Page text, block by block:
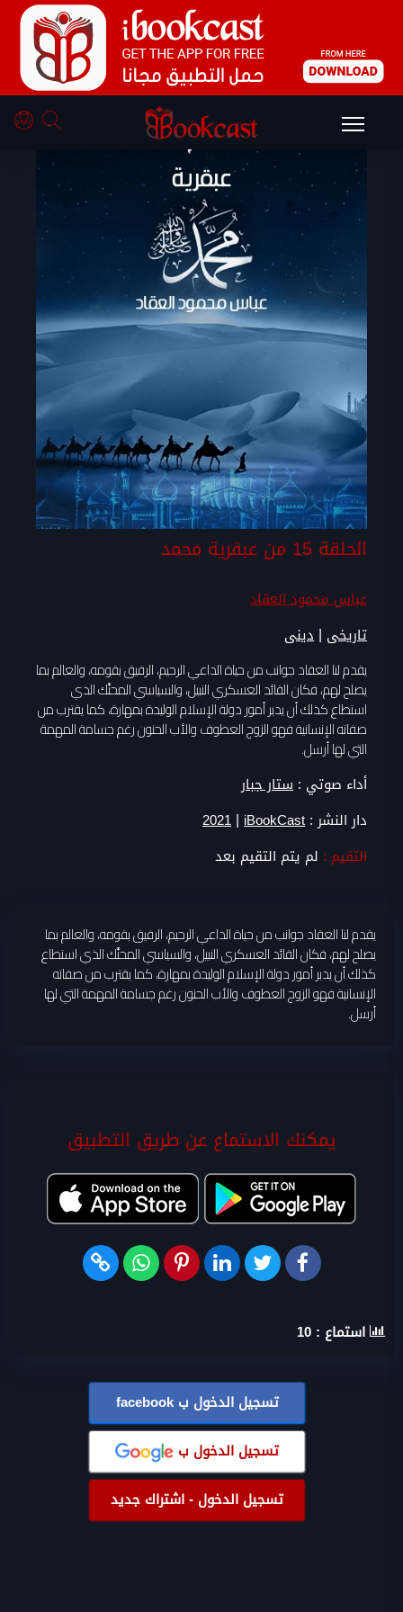
الحلقة 15 من عبقرية محمد
عباس محمود العقاد
تاريخى |دينى
يقدم لنا العقاد جوانب من حياة الداعي الرحيم، الرفيق بقومه، والعالم بما
يصلح لهم، فكان القائد العسكري النبيل، والسياسي المحنَّك الذي
استطاع كذلك أن يدبر أمور دولة الإسلام الوليدة بمهارة، كما يقترب من
صفاته الإنسانية فهو الزوج العطوف والأب الحنون رغم جسامة المهمة
التي لها أرسل.
أداء صوتي :ستار جبار
دار النشر :iBookCast
|
2021
التقيم : لم يتم التقيم بعد
يقدم لنا العقاد جوانب من حياة الداعي الرحيم، الرفيق بقومه، والعالم بما
يصلح لهم، فكان القائد العسكري النبيل، والسياسي المحنَّك الذي استطاع
كذلك أن يدبر أمور دولة الإسلام الوليدة بمهارة، كما يقترب من صفاته
الإنسانية فهو الزوج العطوف والأب الحنون رغم جسامة المهمة التي لها
أرسل.
يمكنك الاستماع عن طريق التطبيق
استماع : 10
تسجيل الدخول بfacebook
تسجيل الدخول ب
تسجيل الدخول - اشتراك جديد